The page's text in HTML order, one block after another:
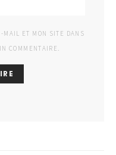
MAIL ET MON SITE DANS
COMMENTAIRE.